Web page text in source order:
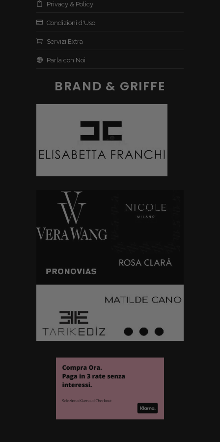
Privacy & Policy
Condizioni d'Uso
Servizi Extra
Parla con Noi
BRAND & GRIFFE